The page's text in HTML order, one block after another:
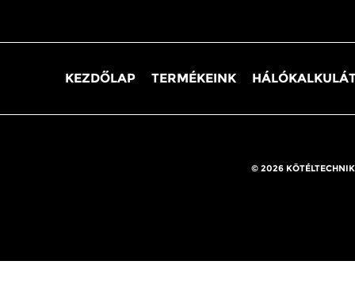
KEZDŐLAP TERMÉKEINK
© 2026